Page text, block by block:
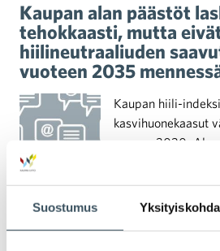
Suostumus
Kaupan alan päästöt
tehokkaasti, mutta
hiilineutraaliuden
vuoteen 2035
Kaupan hiili-
kasvihuonekaasut
vuonna 2020.
kunnianhimoinen
indeksin